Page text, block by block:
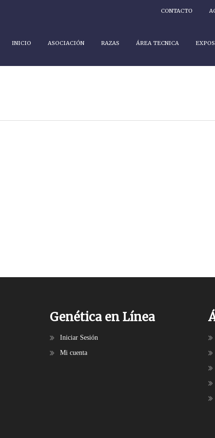
CONTACTO
INICIO ASOCIACIÓN RAZAS ÁREA TECNICA
Genética en Línea
Iniciar Sesión
Mi cuenta